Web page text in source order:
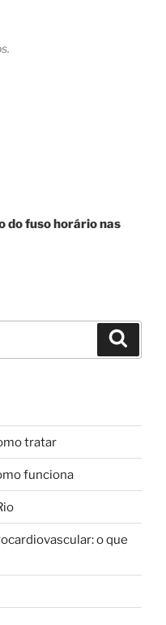
do fuso horário nas
tratar
funciona
o que